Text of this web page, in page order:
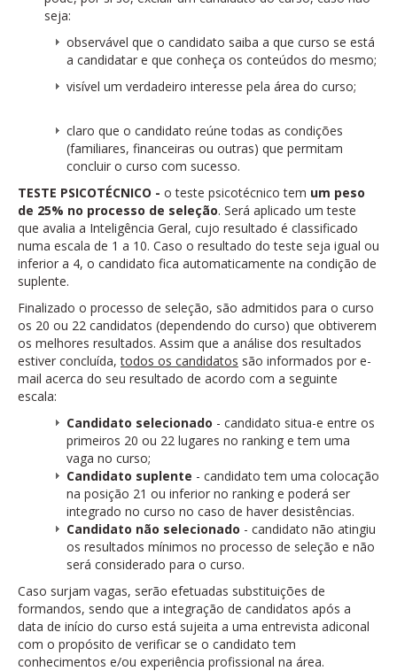
seja:
observável que o candidato saiba a que curso se está
a candidatar e que conheça os conteúdos do mesmo;
visível um verdadeiro interesse pela área do curso;
claro que o candidato reúne todas as condições
(familiares, financeiras ou outras) que permitam
concluir o curso com sucesso.
TESTE PSICOTÉCNICO - o teste psicotécnico tem um peso
de 25% no processo de seleção. Será aplicado um teste
que avalia a Inteligência Geral, cujo resultado é classificado
numa escala de 1 a 10. Caso o resultado do teste seja igual ou
inferior a 4, o candidato fica automaticamente na condição de
suplente.
Finalizado o processo de seleção, são admitidos para o curso
os 20 ou 22 candidatos (dependendo do curso) que obtiverem
os melhores resultados. Assim que a análise dos resultados
estiver concluída,todos os candidatos são informados por e-
mail acerca do seu resultado de acordo com a seguinte
escala:
Candidato selecionado - candidato situa-e entre os
primeiros 20 ou 22 lugares no ranking e tem uma
vaga no curso;
Candidato suplente - candidato tem uma colocação
na posição 21 ou inferior no ranking e poderá ser
integrado no curso no caso de haver desistências.
Candidato não selecionado - candidato não atingiu
os resultados mínimos no processo de seleção e não
será considerado para o curso.
Caso surjam vagas, serão efetuadas substituições de
formandos, sendo que a integração de candidatos após a
data de início do curso está sujeita a uma entrevista adiconal
com o propósito de verificar se o candidato tem
conhecimentos e/ou experiência profissional na área.